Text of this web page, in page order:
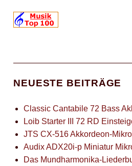
NEUESTE BEITRÄGE
Classic Cantabile 72 Bass
Loib Starter III 72 RD
JTS CX-516 Akkordeon-
Audix ADX20i-p Miniatur
Das Mundharmonika-